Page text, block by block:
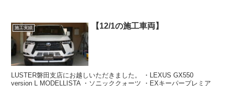
施工実績 【12/1の施工車両】
LUSTER磐田支店にお越しいただきました。 ・LEXUS GX550
version L MODELLISTA ・ソニッククォーツ ・EXキーパープレミア